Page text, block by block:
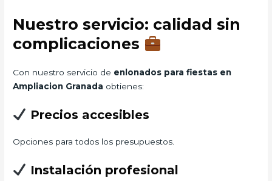
Nuestro servicio: calidad sin
complicaciones
Con nuestro servicio de enlonados para fiestas en
Ampliacion Granada obtienes:
Precios accesibles
Opciones para todos los presupuestos.
Instalación profesional